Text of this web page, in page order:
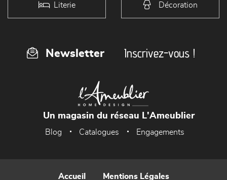
Literie Décoration
Newsletter Inscrivez-vous !
Un magasin du réseau L'Ameublier
Blog Catalogues Engagements
Accueil Mentions Légales